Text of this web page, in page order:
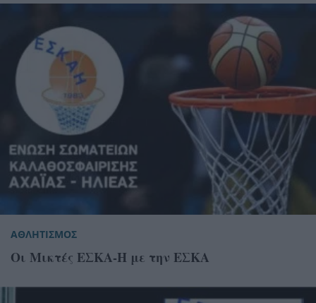
ΑΘΛΗΤΙΣΜΟΣ
Οι Μικτές ΕΣΚΑ-Η με την ΕΣΚΑ